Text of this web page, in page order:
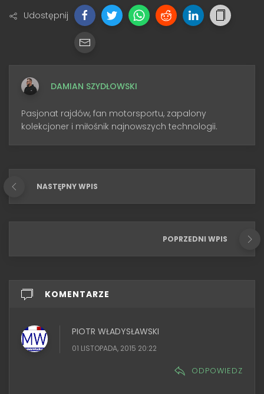
Udostępnij
DAMIAN SZYDŁOWSKI
Pasjonat rajdów, fan motorsportu, zapalony
kolekcjoner i miłośnik najnowszych technologii.
NASTĘPNY WPIS
POPRZEDNI WPIS
KOMENTARZE
PIOTR WŁADYSŁAWSKI
01 LISTOPADA, 2015 20:22
ODPOWIEDZ